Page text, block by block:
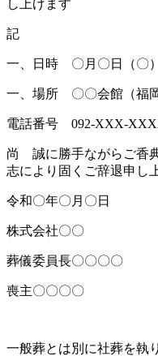
し上げます
記
一、日時 〇月〇日（〇
一、場所 〇〇会館（福岡
電話番号 092-XXX-
尚 誠に勝手ながらご香
志により固くご辞退申し
令和〇年〇月〇日
株式会社〇〇
葬儀委員長〇〇〇〇
喪主〇〇〇〇
一般葬とは別に社葬を執